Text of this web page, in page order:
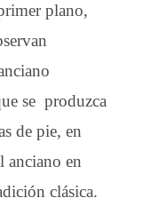
plano,
se produzca
de pie, en
anciano en
clásica.